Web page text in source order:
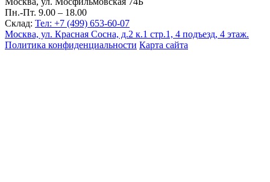
Пн.-Пт. 9.00 – 18.00
Склад: Тел: +7 (499) 653-60-07
Москва, ул. Красная Сосна, д.2 к.1 стр.1, 4 подъезд, 4 этаж.
Политика конфиденциальности Карта сайта